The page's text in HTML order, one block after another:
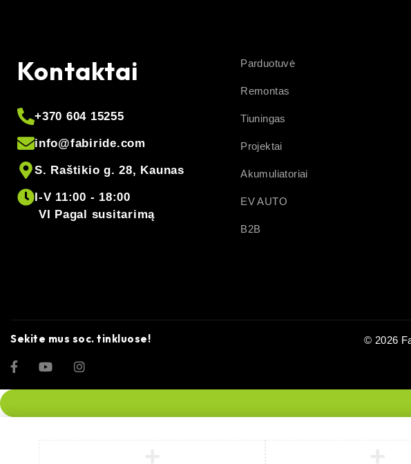
Kontaktai
+370 604 15255
info@fabiride.com
S. Raštikio g. 28, Kaunas
I-V 11:00 - 18:00
VI Pagal susitarimą
Parduotuvė
Remontas
Tiuningas
Projektai
Akumuliatoriai
EV AUTO
B2B
Sekite mus soc. tinkluose! © 2026